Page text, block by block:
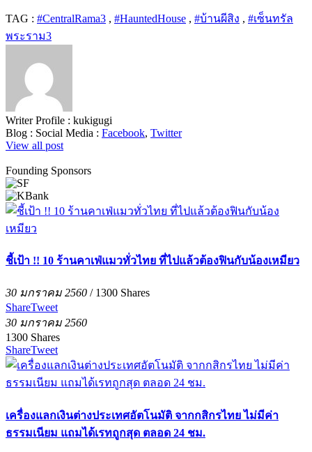
TAG : #CentralRama3 , #HauntedHouse , #บ้านผีสิง , #เซ็นทรัล
พระราม3
Writer Profile : kukigugi
Blog : Social Media : Facebook, Twitter
View all post
Founding Sponsors
ชี้เป้า !! 10 ร้านคาเฟ่แมวทั่วไทย ที่ไปแล้วต้องฟินกับน้องเหมียว
30 มกราคม 2560 / 1300 Shares
ShareTweet
30 มกราคม 2560
1300 Shares
ShareTweet
เครื่องแลกเงินต่างประเทศอัตโนมัติ จากกสิกรไทย ไม่มีค่า
ธรรมเนียม แถมได้เรทถูกสุด ตลอด 24 ชม.